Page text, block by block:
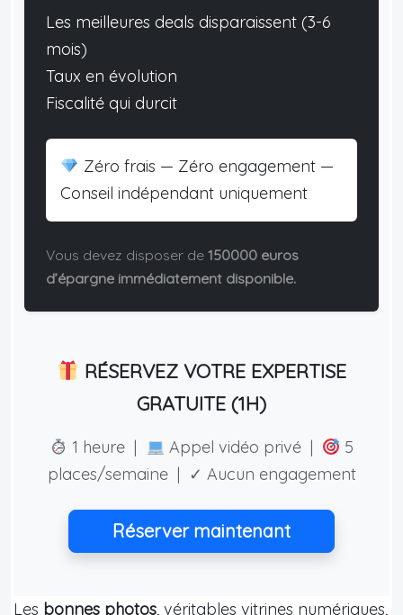
Les meilleures deals disparaissent (3-6
mois)
Taux en évolution
Fiscalité qui durcit
Zéro frais — Zéro engagement —
Conseil indépendant uniquement
Vous devez disposer de 150000 euros
d’épargne immédiatement disponible.
RÉSERVEZ VOTRE EXPERTISE
GRATUITE (1H)
1 heure | Appel vidéo privé |
5
places/semaine | ✓ Aucun engagement
Réserver maintenant
Les bonnes photos, véritables vitrines numériques,